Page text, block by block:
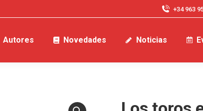
+34 963
Autores Novedades Noticias